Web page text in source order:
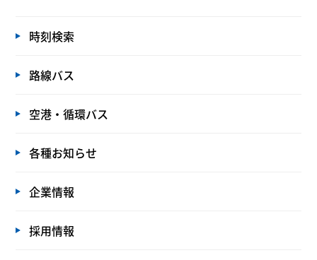
時刻検索
路線バス
空港・循環バス
各種お知らせ
企業情報
採用情報